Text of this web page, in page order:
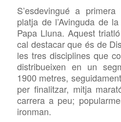
S’esdevingué a
platja de l’Avinguda de
Papa Lluna. Aquest
cal destacar que és de
les tres disciplines que
distribueixen en un
1900 metres,
per finalitzar, mitja
carrera a peu;
ironman.